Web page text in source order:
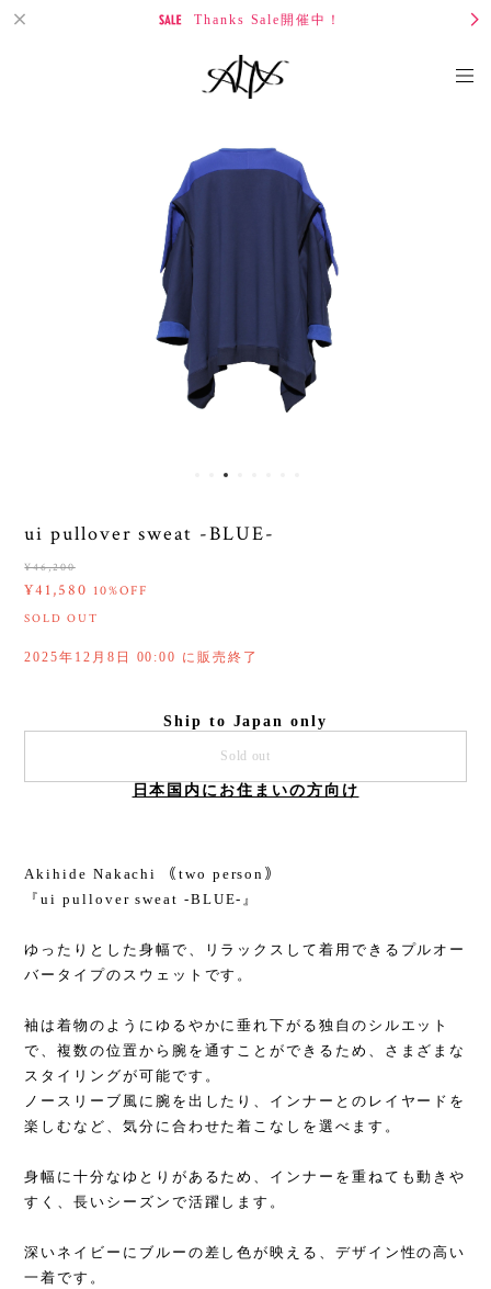
Thanks Sale開催中！
ui pullover sweat -BLUE-
¥46,200
¥41,580 10%OFF
SOLD OUT
2025年12月8日 00:00 に販売終了
Ship to Japan only
Sold out
日本国内にお住まいの方向け
Akihide Nakachi ｟two person｠
『ui pullover sweat -BLUE-』
ゆったりとした身幅で、リラックスして着用できるプルオー
バータイプのスウェットです。
袖は着物のようにゆるやかに垂れ下がる独自のシルエット
で、複数の位置から腕を通すことができるため、さまざまな
スタイリングが可能です。
ノースリーブ風に腕を出したり、インナーとのレイヤードを
楽しむなど、気分に合わせた着こなしを選べます。
身幅に十分なゆとりがあるため、インナーを重ねても動きや
すく、長いシーズンで活躍します。
深いネイビーにブルーの差し色が映える、デザイン性の高い
一着です。